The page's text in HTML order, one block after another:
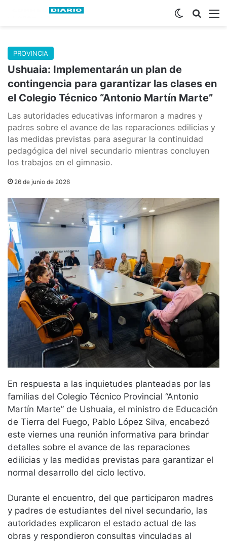
Buscar
Switch skin
PROVINCIA
Ushuaia: Implementarán un plan de
contingencia para garantizar las clases en
el Colegio Técnico “Antonio Martín Marte”
Las autoridades educativas informaron a madres y
padres sobre el avance de las reparaciones edilicias y
las medidas previstas para asegurar la continuidad
pedagógica del nivel secundario mientras concluyen
los trabajos en el gimnasio.
26 de junio de 2026
En respuesta a las inquietudes planteadas por las
familias del Colegio Técnico Provincial “Antonio
Martín Marte” de Ushuaia, el ministro de Educación
de Tierra del Fuego, Pablo López Silva, encabezó
este viernes una reunión informativa para brindar
detalles sobre el avance de las reparaciones
edilicias y las medidas previstas para garantizar el
normal desarrollo del ciclo lectivo.
Durante el encuentro, del que participaron madres
y padres de estudiantes del nivel secundario, las
autoridades explicaron el estado actual de las
obras y respondieron consultas vinculadas al